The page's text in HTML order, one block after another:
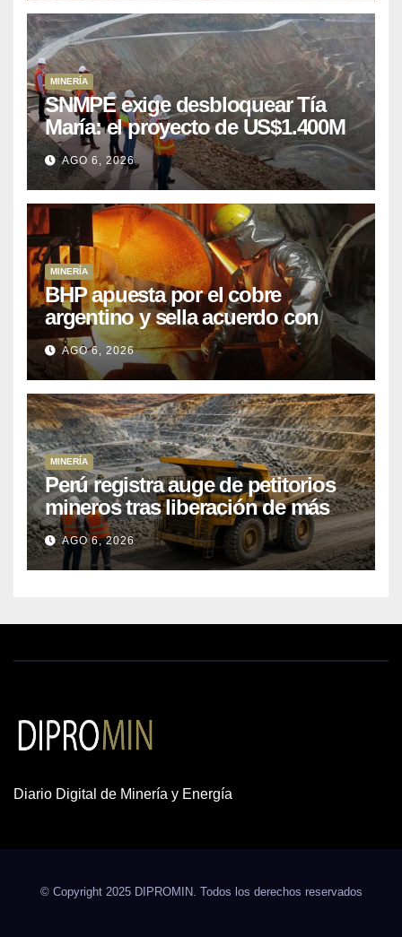
MINERÍA
SNMPE exige desbloquear Tía
María: el proyecto de US$1.400M
que Perú lleva 15 años
posponiendo
AGO 6, 2026
MINERÍA
BHP apuesta por el cobre
argentino y sella acuerdo con
Kobrea para siete proyecto
AGO 6, 2026
MINERÍA
Perú registra auge de petitorios
mineros tras liberación de más
de mil concesiones para explorar
cobre y oro
AGO 6, 2026
Diario Digital de Minería y Energía
© Copyright 2025 DIPROMIN. Todos los derechos reservados